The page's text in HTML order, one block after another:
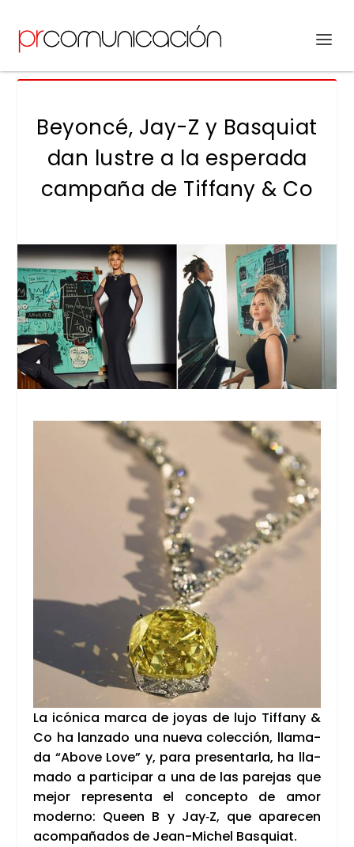
Beyoncé, Jay-Z y Basquiat
dan lustre a la esperada
campaña de Tiffany & Co
La icó­ni­ca mar­ca de joyas de lujo Tif­fany &
Co ha lan­za­do una nue­va colec­ción, lla­ma­
da “Abo­ve Love” y, para pre­sen­tar­la, ha lla­
ma­do a par­ti­ci­par a una de las pare­jas que
mejor repre­sen­ta el con­cep­to de amor
moderno: Queen B y Jay‑Z, que apa­re­cen
acom­pa­ña­dos de Jean-Michel Bas­quiat.